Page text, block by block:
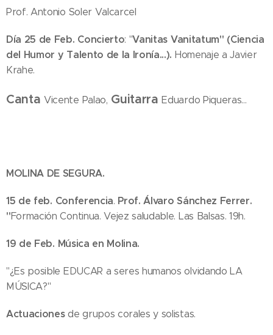
Prof. Antonio Soler Valcarcel
Día 25 de Feb. Concierto: "Vanitas Vanitatum" (Ciencia
del Humor y Talento de la Ironía...). Homenaje a Javier
Krahe.
CantaVicente Palao, GuitarraEduardo Piqueras...
MOLINA DE SEGURA.
15 de feb. Conferencia. Prof. Álvaro Sánchez Ferrer.
"Formación Continua. Vejez saludable. Las Balsas. 19h.
19 de Feb. Música en Molina.
"¿Es posible EDUCAR a seres humanos olvidando LA
MÚSICA?"
Actuacionesde grupos corales y solistas.